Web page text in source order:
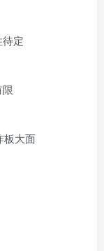
定
板大面